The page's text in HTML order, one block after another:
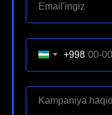
+998